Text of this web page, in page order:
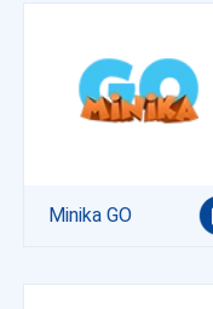
Minika GO